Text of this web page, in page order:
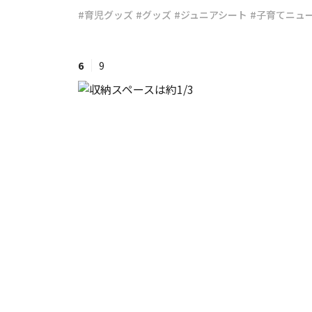
#渡邊大地の令和的ワーパパ道
#育児グッズ #グッズ #ジュニアシート #子育てニュ
6 9